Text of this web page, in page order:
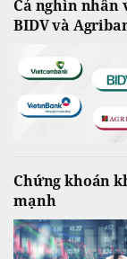
Cả nghìn nhân
BIDV và
Chứng khoán
mạnh